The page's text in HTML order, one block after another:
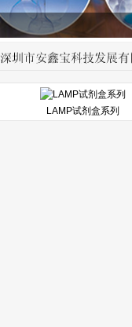
LAMP试剂盒系列